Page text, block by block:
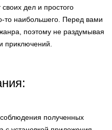
дел и простого
то наибольшего. Перед вами
поэтому не раздумывая
приключений.
полученных